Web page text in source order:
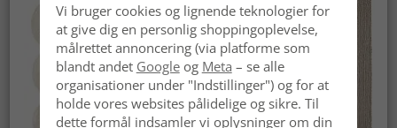
Vi bruger cookies og lignende teknologier for
at give dig en personlig shoppingoplevelse,
målrettet annoncering (via platforme som
blandt andet Googleog Meta – se alle
organisationer under "Indstillinger") og for at
holde vores websites pålidelige og sikre. Til
dette formål indsamler vi oplysninger om din